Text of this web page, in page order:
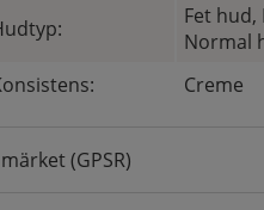
Fet
Normal
Creme
(GPSR)